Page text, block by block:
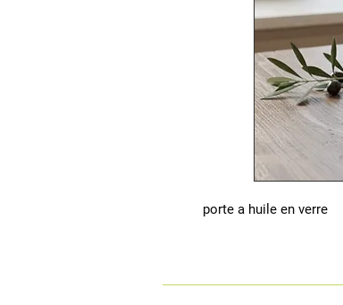
porte a huile en verre